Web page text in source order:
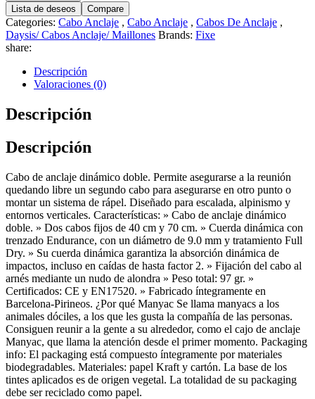
Lista de deseos
Compare
Categories: Cabo Anclaje , Cabo Anclaje , Cabos De Anclaje ,
Daysis/ Cabos Anclaje/ Maillones Brands: Fixe
share:
Descripción
Valoraciones (0)
Descripción
Descripción
Cabo de anclaje dinámico doble. Permite asegurarse a la reunión
quedando libre un segundo cabo para asegurarse en otro punto o
montar un sistema de rápel. Diseñado para escalada, alpinismo y
entornos verticales. Características: » Cabo de anclaje dinámico
doble. » Dos cabos fijos de 40 cm y 70 cm. » Cuerda dinámica con
trenzado Endurance, con un diámetro de 9.0 mm y tratamiento Full
Dry. » Su cuerda dinámica garantiza la absorción dinámica de
impactos, incluso en caídas de hasta factor 2. » Fijación del cabo al
arnés mediante un nudo de alondra » Peso total: 97 gr. »
Certificados: CE y EN17520. » Fabricado íntegramente en
Barcelona-Pirineos. ¿Por qué Manyac Se llama manyacs a los
animales dóciles, a los que les gusta la compañía de las personas.
Consiguen reunir a la gente a su alrededor, como el cajo de anclaje
Manyac, que llama la atención desde el primer momento. Packaging
info: El packaging está compuesto íntegramente por materiales
biodegradables. Materiales: papel Kraft y cartón. La base de los
tintes aplicados es de origen vegetal. La totalidad de su packaging
debe ser reciclado como papel.